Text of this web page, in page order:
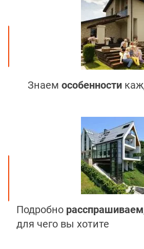
Знаем особенности
Подробно расспрашиваем
для чего вы хотите